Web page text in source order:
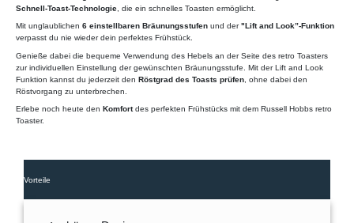
Schnell-Toast-Technologie , die ein schnelles Toasten ermöglicht.
Mit unglaublichen 6 einstellbaren Bräunungsstufen und der"Lift and Look”-Funktion
verpasst du nie wieder dein perfektes Frühstück.
Genieße dabei die bequeme Verwendung des Hebels an der Seite des retro Toasters
zur individuellen Einstellung der gewünschten Bräunungsstufe. Mit der Lift and Look
Funktion kannst du jederzeit den Röstgrad des Toasts prüfen , ohne dabei den
Röstvorgang zu unterbrechen.
Erlebe noch heute den Komfortdes perfekten Frühstücks mit dem Russell Hobbs retro
Toaster.
Vorteile